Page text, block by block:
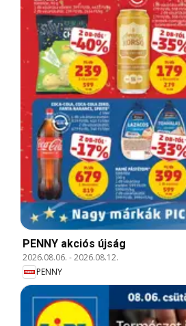
PENNY akciós újság
2026.08.06. -2026.08.12.
PENNY